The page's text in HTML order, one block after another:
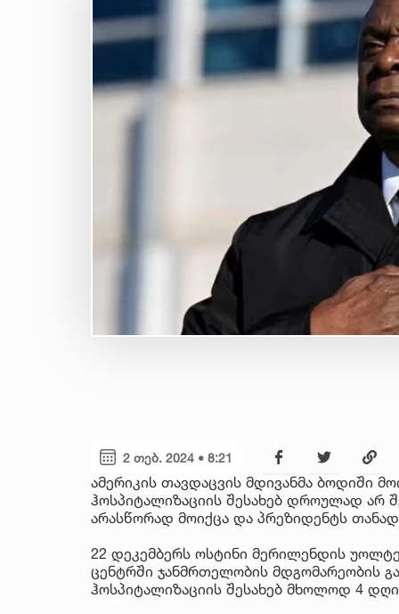
2 თებ. 2024 • 8:21
ამერიკის თავდაცვის მდივანმა ბოდიში
ჰოსპიტალიზაციის შესახებ დროულად არ
არასწორად მოიქცა და პრეზიდენტს
22 დეკემბერს ოსტინი მერილენდის
ცენტრში ჯანმრთელობის მდგომარეობის
ჰოსპიტალიზაციის შესახებ მხოლოდ 4